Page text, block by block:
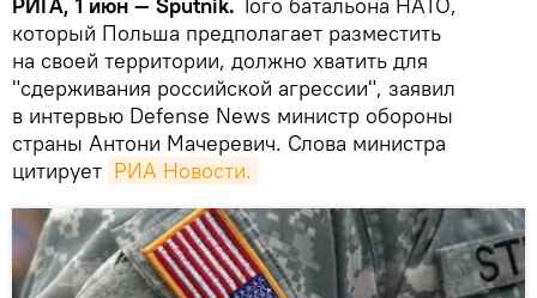
который Польша предполагает разместить
на своей территории, должно хватить для
"сдерживания российской агрессии", заявил
в интервью Defense News министр обороны
страны Антони Мачеревич. Слова министра
цитирует РИА Новости.